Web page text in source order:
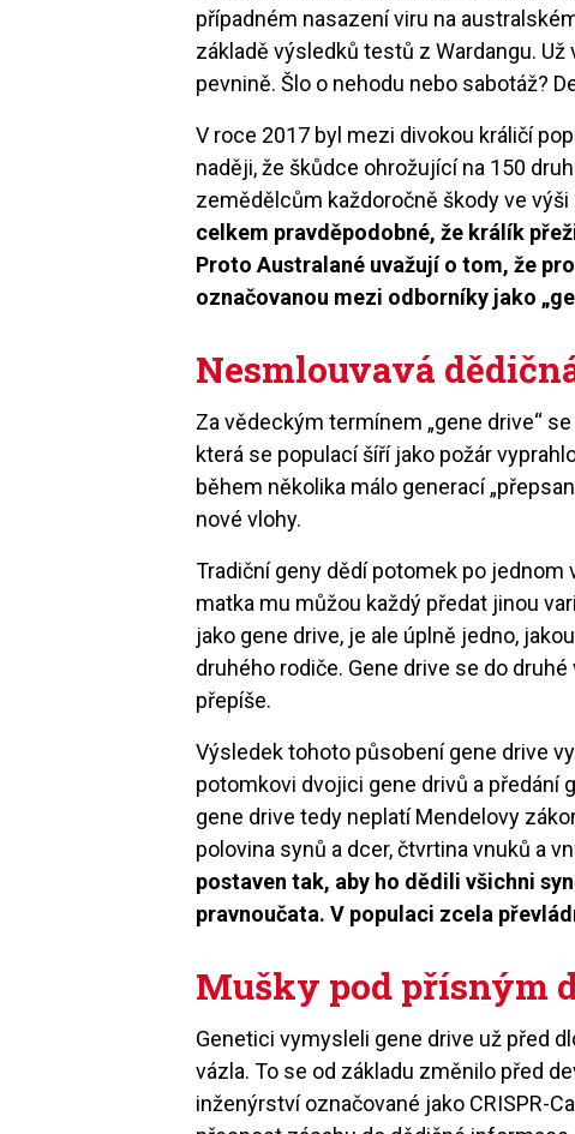
případném nasazení viru na
základě výsledků testů z Wardangu.
pevnině. Šlo o nehodu nebo sabotáž?
V roce 2017 byl mezi divokou králičí
naději, že škůdce ohrožující na 150
zemědělcům každoročně škody ve
celkem pravděpodobné, že králík
Proto Australané uvažují o tom, že
označovanou mezi odborníky jako
Nesmlouvavá
Za vědeckým termínem „gene drive“
která se populací šíří jako požár
během několika málo generací
nové vlohy.
Tradiční geny dědí potomek po
matka mu můžou každý předat jinou
jako gene drive, je ale úplně jedno,
druhého rodiče. Gene drive se do
přepíše.
Výsledek tohoto působení gene drive
potomkovi dvojici gene drivů a předání
gene drive tedy neplatí Mendelovy
polovina synů a dcer, čtvrtina vnuků a
postaven tak, aby ho dědili všichni
pravnoučata. V populaci zcela
Mušky pod přísným
Genetici vymysleli gene drive už před
vázla. To se od základu změnilo před
inženýrství označované jako CRISPR-